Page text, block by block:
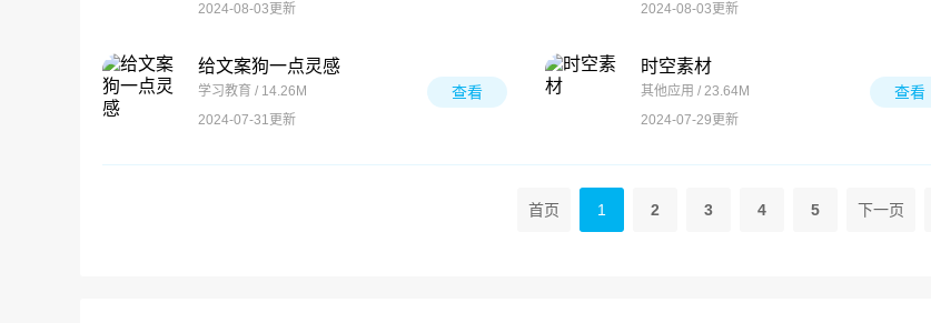
2024-08-03更新
2024-08-03更新
给文案狗一点灵感
学习教育 / 14.26M
2024-07-31更新
查看
时空素材
其他应用 / 23.64M
2024-07-29更新
查看
首页 1 2 3 4 5 下一页